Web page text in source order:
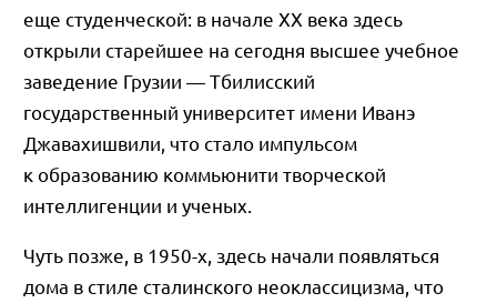
еще студенческой: в начале XX века здесь
открыли старейшее на сегодня высшее учебное
заведение Грузии — Тбилисский
государственный университет имени Иванэ
Джавахишвили, что стало импульсом
к образованию коммьюнити творческой
интеллигенции и ученых.
Чуть позже, в 1950-х, здесь начали появляться
дома в стиле сталинского неоклассицизма, что